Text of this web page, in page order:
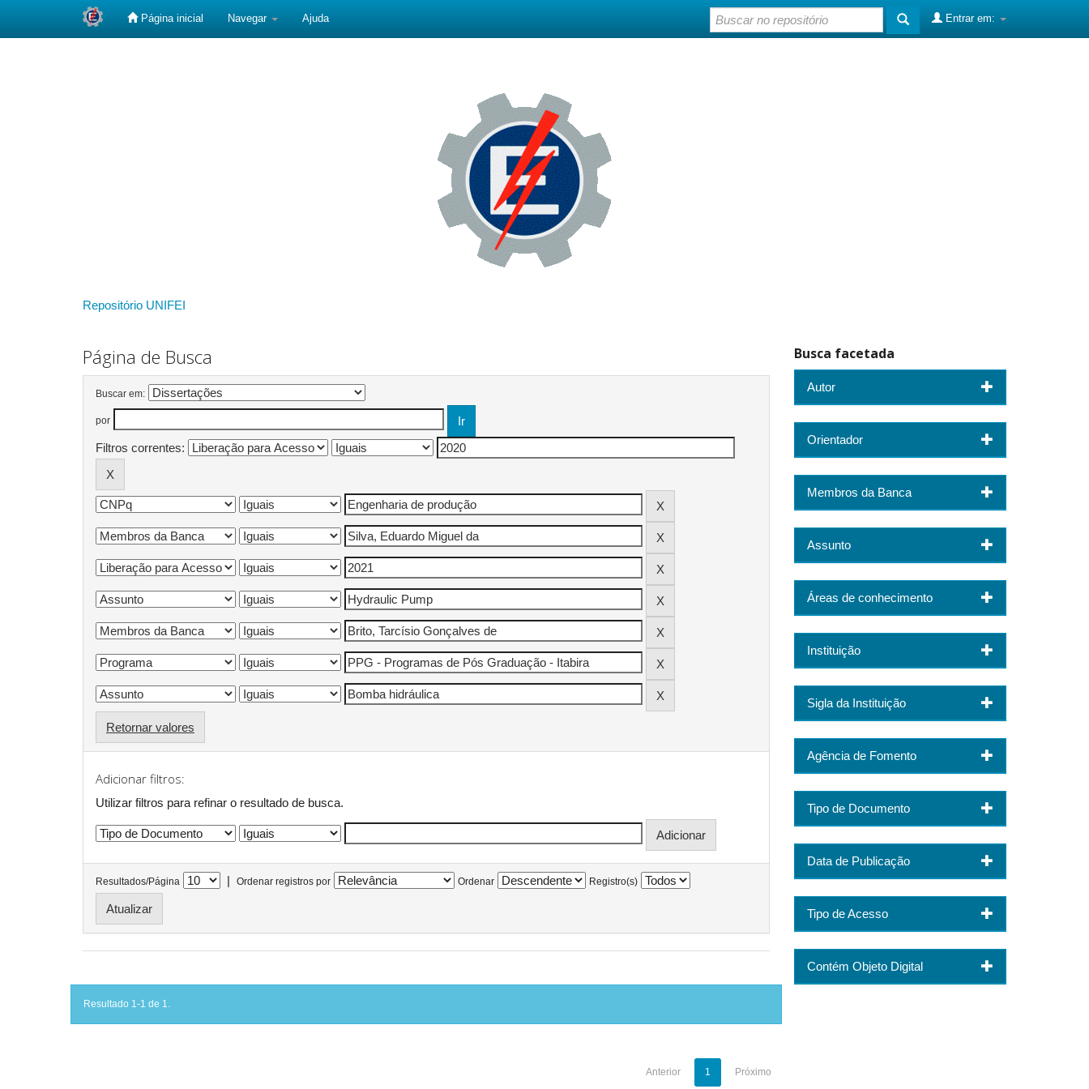
Página inicial Navegar Ajuda Entrar em:
Repositório UNIFEI
Página de Busca
Buscar em:
por
Filtros correntes:
Retornar valores
Adicionar filtros:
Utilizar filtros para refinar o resultado de busca.
Resultados/Página | Ordenar registros por Ordenar Registro(s)
Resultado 1-1 de 1.
Anterior 1 Próximo
Busca facetada
Autor
Orientador
Membros da Banca
Assunto
Áreas de conhecimento
Instituição
Sigla da Instituição
Agência de Fomento
Tipo de Documento
Data de Publicação
Tipo de Acesso
Contém Objeto Digital